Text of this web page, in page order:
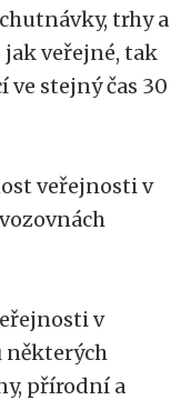
trhy a
jak veřejné, tak
ve stejný čas 30
veřejnosti v
v
některých
přírodní a